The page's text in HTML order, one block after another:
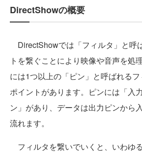
DirectShowの概要
DirectShowでは「フィルタ」と呼
トを繋ぐことにより映像や音声を処
には1つ以上の「ピン」と呼ばれる
ポイントがあります。ピンには「入
ン」があり、データは出力ピンから
流れます。
フィルタを繋いでいくと、いわゆ